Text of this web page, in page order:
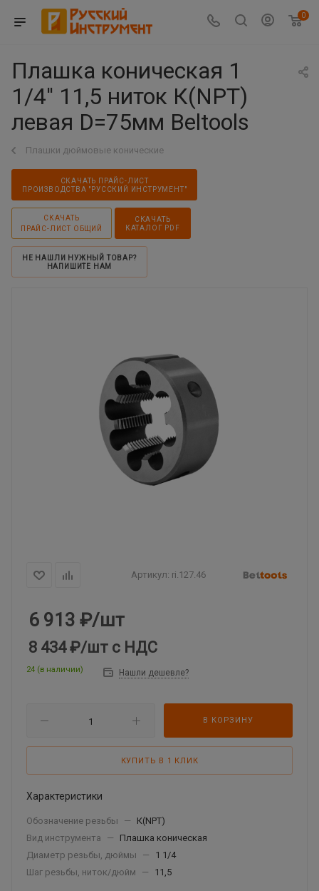
0
Плашка коническая 1
1/4'' 11,5 ниток К(NPT)
левая D=75мм Beltools
Плашки дюймовые конические
СКАЧАТЬ ПРАЙС-ЛИСТ
ПРОИЗВОДСТВА "РУССКИЙ ИНСТРУМЕНТ"
СКАЧАТЬ
ПРАЙС-ЛИСТ ОБЩИЙ
СКАЧАТЬ
КАТАЛОГ PDF
НЕ НАШЛИ НУЖНЫЙ ТОВАР?
НАПИШИТЕ НАМ
Артикул: ri.127.46
6 913 ₽/шт
8 434 ₽/шт с НДС
24 (в наличии) Нашли дешевле?
В КОРЗИНУ
КУПИТЬ В 1 КЛИК
Характеристики
Обозначение резьбы —
К(NPT)
Вид инструмента
—
Плашка коническая
Диаметр резьбы, дюймы
—
1 1/4
Шаг резьбы, ниток/дюйм
— 11,5